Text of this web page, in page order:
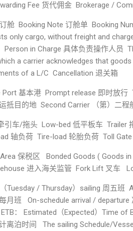
Fee 货代佣金 Brokerage /
订舱 Booking Note 订舱单 Booking
only cargo, without freight and
in Charge 具体负责操作人员
a carrier acknowledges that
of a L/C Cancellation 退关箱
Port 基本港 Prompt release 即时放
抵目的地 Second Carrier （第）二
引车/拖头 Low-bed 低平板车
轴负荷 Tire-load 轮胎负荷 Toll
保税区 Bonded Goods ( Goods
进入海关监管 Fork Lift 叉车
Tuesday / Thursday）sailing 周五
月班 On-schedule arrival /
： Estimated（Expected）Time of
离泊时间 The sailing Schedule/